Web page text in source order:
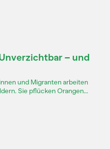
– und
und Migranten arbeiten
Sie pflücken Orangen...